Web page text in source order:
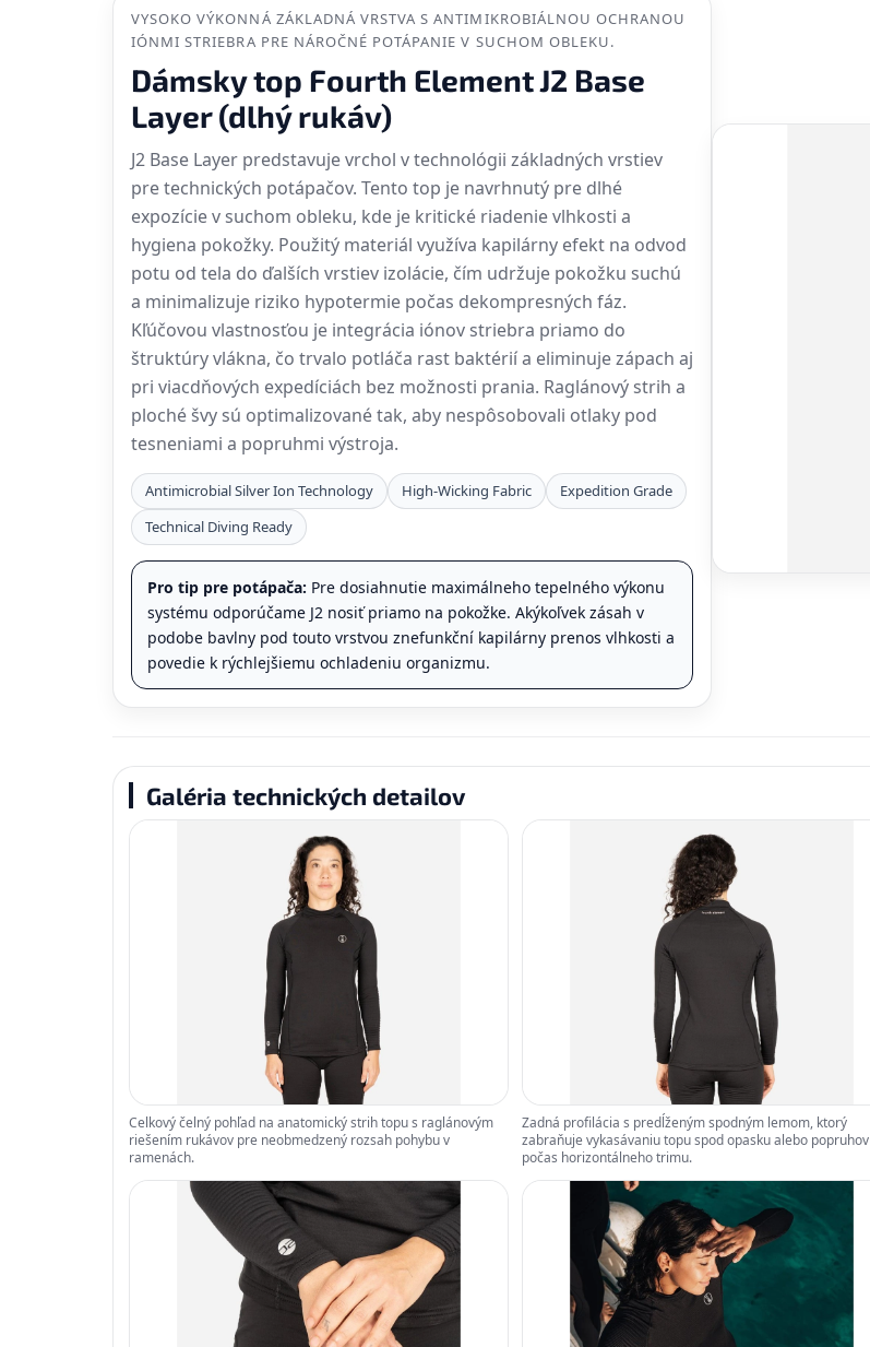
VYSOKO VÝKONNÁ ZÁKLADNÁ VRSTVA S ANTIMIKROBIÁLNOU OCHRANOU
IÓNMI STRIEBRA PRE NÁROČNÉ POTÁPANIE V SUCHOM OBLEKU.
Dámsky top Fourth Element J2 Base
Layer (dlhý rukáv)
J2 Base Layer predstavuje vrchol v technológii základných vrstiev
pre technických potápačov. Tento top je navrhnutý pre dlhé
expozície v suchom obleku, kde je kritické riadenie vlhkosti a
hygiena pokožky. Použitý materiál využíva kapilárny efekt na odvod
potu od tela do ďalších vrstiev izolácie, čím udržuje pokožku suchú
a minimalizuje riziko hypotermie počas dekompresných fáz.
Kľúčovou vlastnosťou je integrácia iónov striebra priamo do
štruktúry vlákna, čo trvalo potláča rast baktérií a eliminuje zápach aj
pri viacdňových expedíciách bez možnosti prania. Raglánový strih a
ploché švy sú optimalizované tak, aby nespôsobovali otlaky pod
tesneniami a popruhmi výstroja.
Antimicrobial Silver Ion Technology High-Wicking Fabric
Expedition Grade
Technical Diving Ready
Pro tip pre potápača: Pre dosiahnutie maximálneho tepelného výkonu
systému odporúčame J2 nosiť priamo na pokožke. Akýkoľvek zásah v
podobe bavlny pod touto vrstvou znefunkční kapilárny prenos vlhkosti a
povedie k rýchlejšiemu ochladeniu organizmu.
Galéria technických detailov
Celkový čelný pohľad na anatomický strih topu s raglánovým
riešením rukávov pre neobmedzený rozsah pohybu v
ramenách.
Zadná profilácia s predĺženým spodným lemom, ktorý
zabraňuje vykasávaniu topu spod opasku alebo popruhov
počas horizontálneho trimu.